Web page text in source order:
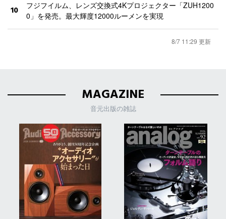
10
フジフイルム、レンズ交換式4Kプロジェクター「ZUH1200
0」を発売。最大輝度12000ルーメンを実現
8/7 11:29 更新
MAGAZINE
音元出版の雑誌